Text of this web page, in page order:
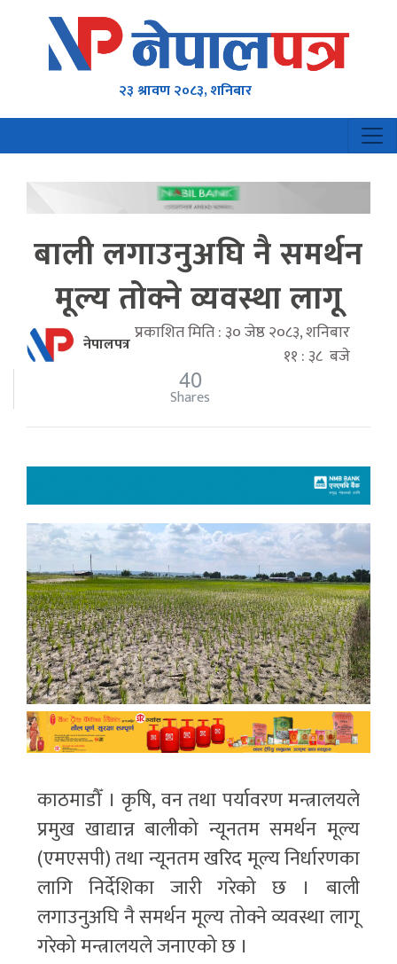
२३ श्रावण २०८३, शनिबार
बाली लगाउनुअघि नै समर्थन
मूल्य तोक्ने व्यवस्था लागू
नेपालपत्रप्रकाशित मिति : ३० जेष्ठ २०८३, शनिबार
११ : ३८ बजे
40
Shares
काठमाडौँ । कृषि, वन तथा पर्यावरण मन्त्रालयले
प्रमुख खाद्यान्न बालीको न्यूनतम समर्थन मूल्य
(एमएसपी) तथा न्यूनतम खरिद मूल्य निर्धारणका
लागि निर्देशिका जारी गरेको छ । बाली
लगाउनुअघि नै समर्थन मूल्य तोक्ने व्यवस्था लागू
गरेको मन्त्रालयले जनाएको छ ।